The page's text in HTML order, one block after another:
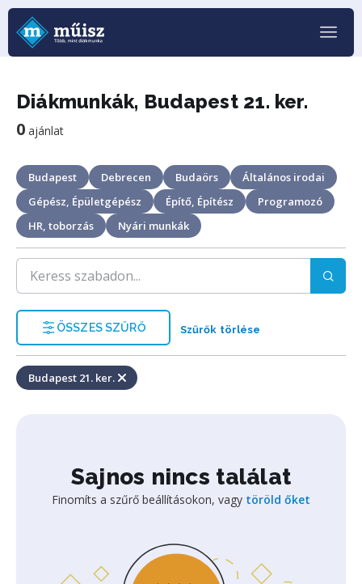
Diákmunkák, Budapest 21. ker.
0 ajánlat
Budapest Debrecen Budaörs
Általános irodai
Gépész, Épületgépész
Építő, Építész
Programozó
HR, toborzás
Nyári munkák
ÖSSZES SZŰRŐ Szűrők törlése
Budapest 21. ker.
Sajnos nincs találat
Finomíts a szűrő beállításokon, vagy töröld őket